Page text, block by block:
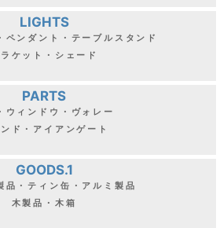
LIGHTS
ペンダント・テーブルスタンド
ケット・シェード
PARTS
ウィンドウ・ヴォレー
ド・アイアンゲート
GOODS.1
品・ティン缶・アルミ製品
木製品・木箱